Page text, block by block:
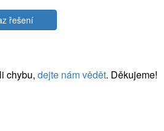
řešení
chybu, dejte nám vědět. Děkujeme!